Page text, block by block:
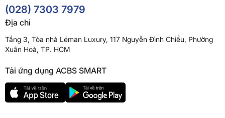
(028) 7303 7979
Địa chỉ
Tầng 3, Tòa nhà Léman Luxury, 117 Nguyễn Đình Chiểu, Phường
Xuân Hoà, TP. HCM
Tải ứng dụng ACBS SMART